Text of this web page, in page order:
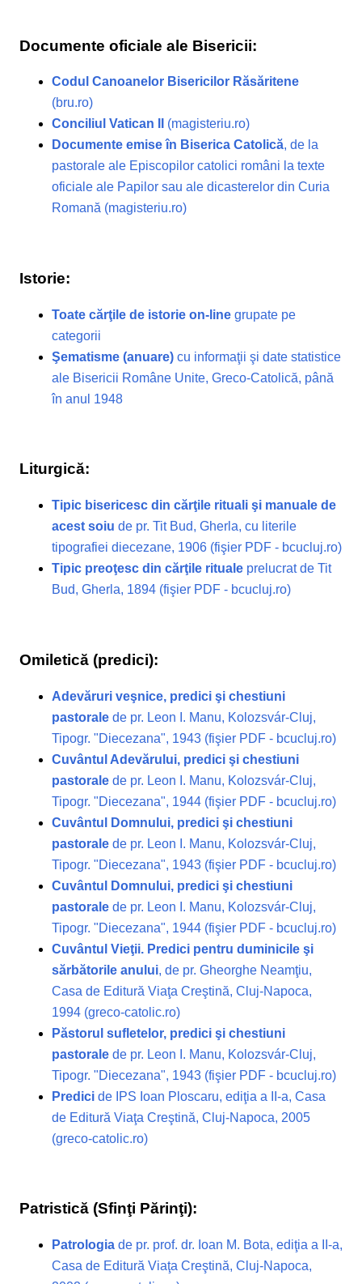
Documente oficiale ale Bisericii:
Codul Canoanelor Bisericilor Răsăritene
(bru.ro)
Conciliul Vatican II
(magisteriu.ro)
Documente emise în Biserica Catolică, de la
pastorale ale Episcopilor catolici români la texte
oficiale ale Papilor sau ale dicasterelor din Curia
Romană (magisteriu.ro)
Istorie:
Toate cărţile de istorie on-line grupate pe
categorii
Şematisme (anuare) cu informaţii şi date statistice
ale Bisericii Române Unite, Greco-Catolică, până
în anul 1948
Liturgică:
Tipic bisericesc din cărţile rituali şi manuale de
acest soiu de pr. Tit Bud, Gherla, cu literile
tipografiei diecezane, 1906 (fişier PDF - bcucluj.ro)
Tipic preoţesc din cărţile rituale prelucrat de Tit
Bud, Gherla, 1894 (fişier PDF - bcucluj.ro)
Omiletică (predici):
Adevăruri veşnice, predici şi chestiuni
pastorale de pr. Leon I. Manu, Kolozsvár-Cluj,
Tipogr. "Diecezana", 1943 (fişier PDF - bcucluj.ro)
Cuvântul Adevărului, predici şi chestiuni
pastorale de pr. Leon I. Manu, Kolozsvár-Cluj,
Tipogr. "Diecezana", 1944 (fişier PDF - bcucluj.ro)
Cuvântul Domnului, predici şi chestiuni
pastorale de pr. Leon I. Manu, Kolozsvár-Cluj,
Tipogr. "Diecezana", 1943 (fişier PDF - bcucluj.ro)
Cuvântul Domnului, predici şi chestiuni
pastorale de pr. Leon I. Manu, Kolozsvár-Cluj,
Tipogr. "Diecezana", 1944 (fişier PDF - bcucluj.ro)
Cuvântul Vieţii. Predici pentru duminicile şi
sărbătorile anului, de pr. Gheorghe Neamţiu,
Casa de Editură Viaţa Creştină, Cluj-Napoca,
1994 (greco-catolic.ro)
Păstorul sufletelor, predici şi chestiuni
pastorale de pr. Leon I. Manu, Kolozsvár-Cluj,
Tipogr. "Diecezana", 1943 (fişier PDF - bcucluj.ro)
Predici de IPS Ioan Ploscaru, ediţia a II-a, Casa
de Editură Viaţa Creştină, Cluj-Napoca, 2005
(greco-catolic.ro)
Patristică (Sfinţi Părinţi):
Patrologia de pr. prof. dr. Ioan M. Bota, ediţia a II-a,
Casa de Editură Viaţa Creştină, Cluj-Napoca,